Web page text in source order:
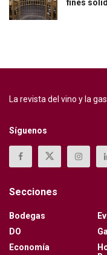
fines
La revista del vino y la
Síguenos
Secciones
Bodegas
DO
Economía